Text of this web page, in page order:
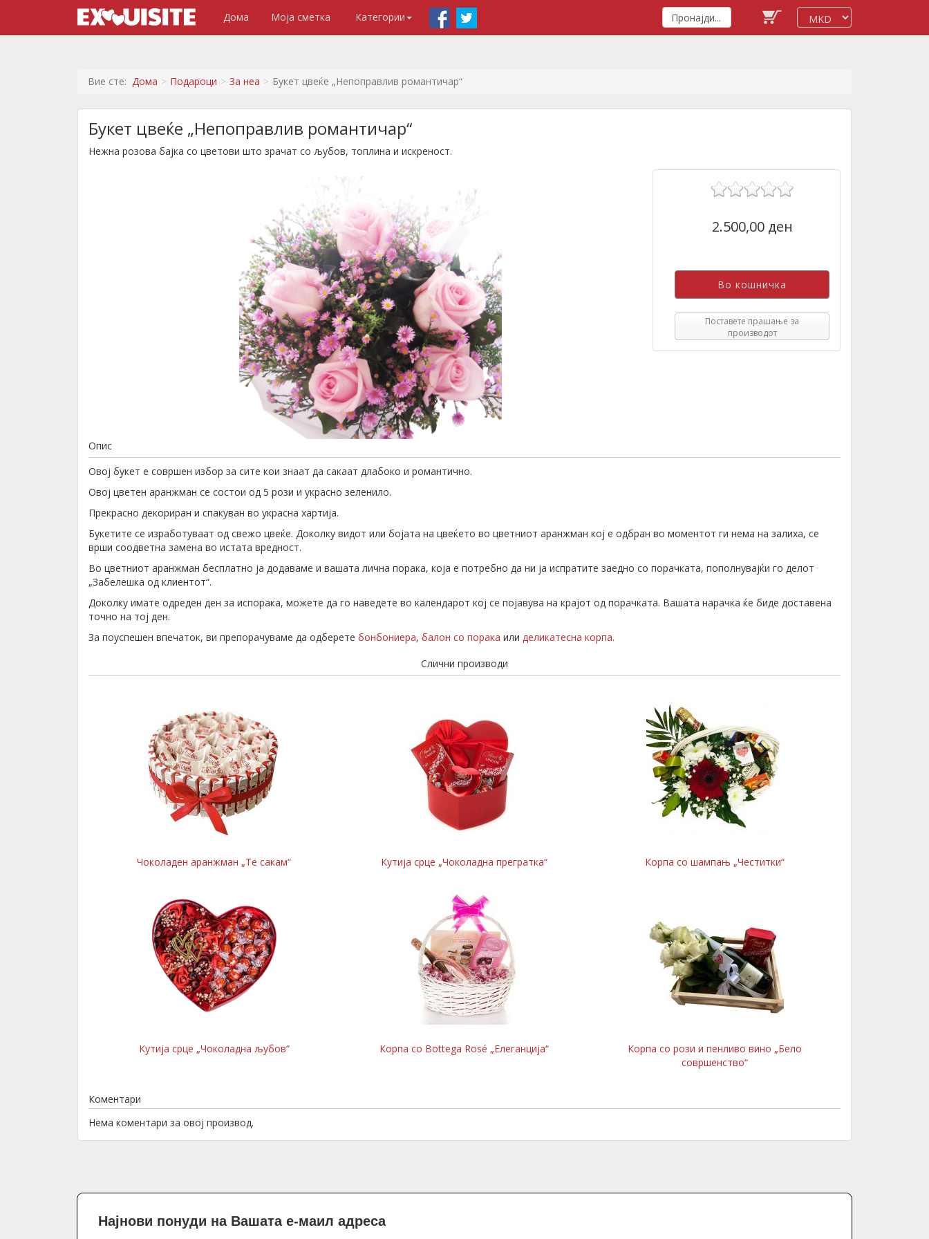
Дома Моја сметка Категории
Вие сте: Дома Подароци За неа Букет цвеќе „Непоправлив романтичар“
Букет цвеќе „Непоправлив романтичар“
Нежна розова бајка со цветови што зрачат со љубов, топлина и искреност.
2.500,00 ден
Поставете прашање за
производот
Опис
Овој букет е совршен избор за сите кои знаат да сакаат длабоко и романтично.
Овој цветен аранжман се состои од 5 рози и украсно зеленило.
Прекрасно декориран и спакуван во украсна хартија.
Букетите се изработуваат од свежо цвеќе. Доколку видот или бојата на цвеќето во цветниот аранжман кој е одбран во моментот ги нема на залиха, се
врши соодветна замена во истата вредност.
Во цветниот аранжман бесплатно ја додаваме и вашата лична порака, која е потребно да ни ја испратите заедно со порачката, пополнувајќи го делот
„Забелешка од клиентот“.
Доколку имате одреден ден за испорака, можете да го наведете во календарот кој се појавува на крајот од порачката. Вашата нарачка ќе биде доставена
точно на тој ден.
За поуспешен впечаток, ви препорачуваме да одберете бонбониера, балон со порака или деликатесна корпа.
Слични производи
Чоколаден аранжман „Те сакам“ Кутија срце „Чоколадна прегратка“ Корпа со шампањ „Честитки“
Кутија срце „Чоколадна љубов“ Корпа со Bottega Roѕé „Елеганција“
Корпа со рози и пенливо вино „Бело
совршенство“
Коментари
Нема коментари за овој производ.
Најнови понуди на Вашата е-маил адреса